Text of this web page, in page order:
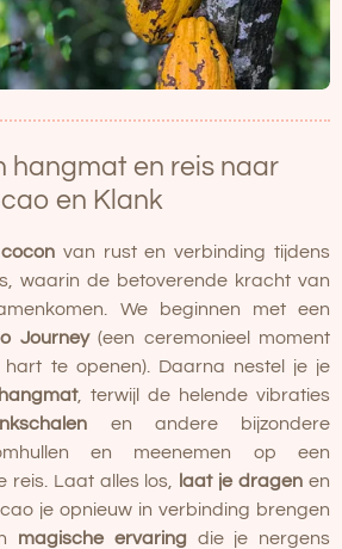
hangmat en reis naar
en Klank
van rust en verbinding tijdens
waarin de betoverende kracht van
We beginnen met een
Journey(een ceremonieel moment
te openen). Daarna nestel je je
hangmat, terwijl de helende vibraties
en andere bijzondere
en meenemen op een
reis. Laat alles los,
laat je dragenen
je opnieuw in verbinding brengen
magische ervaring die je nergens